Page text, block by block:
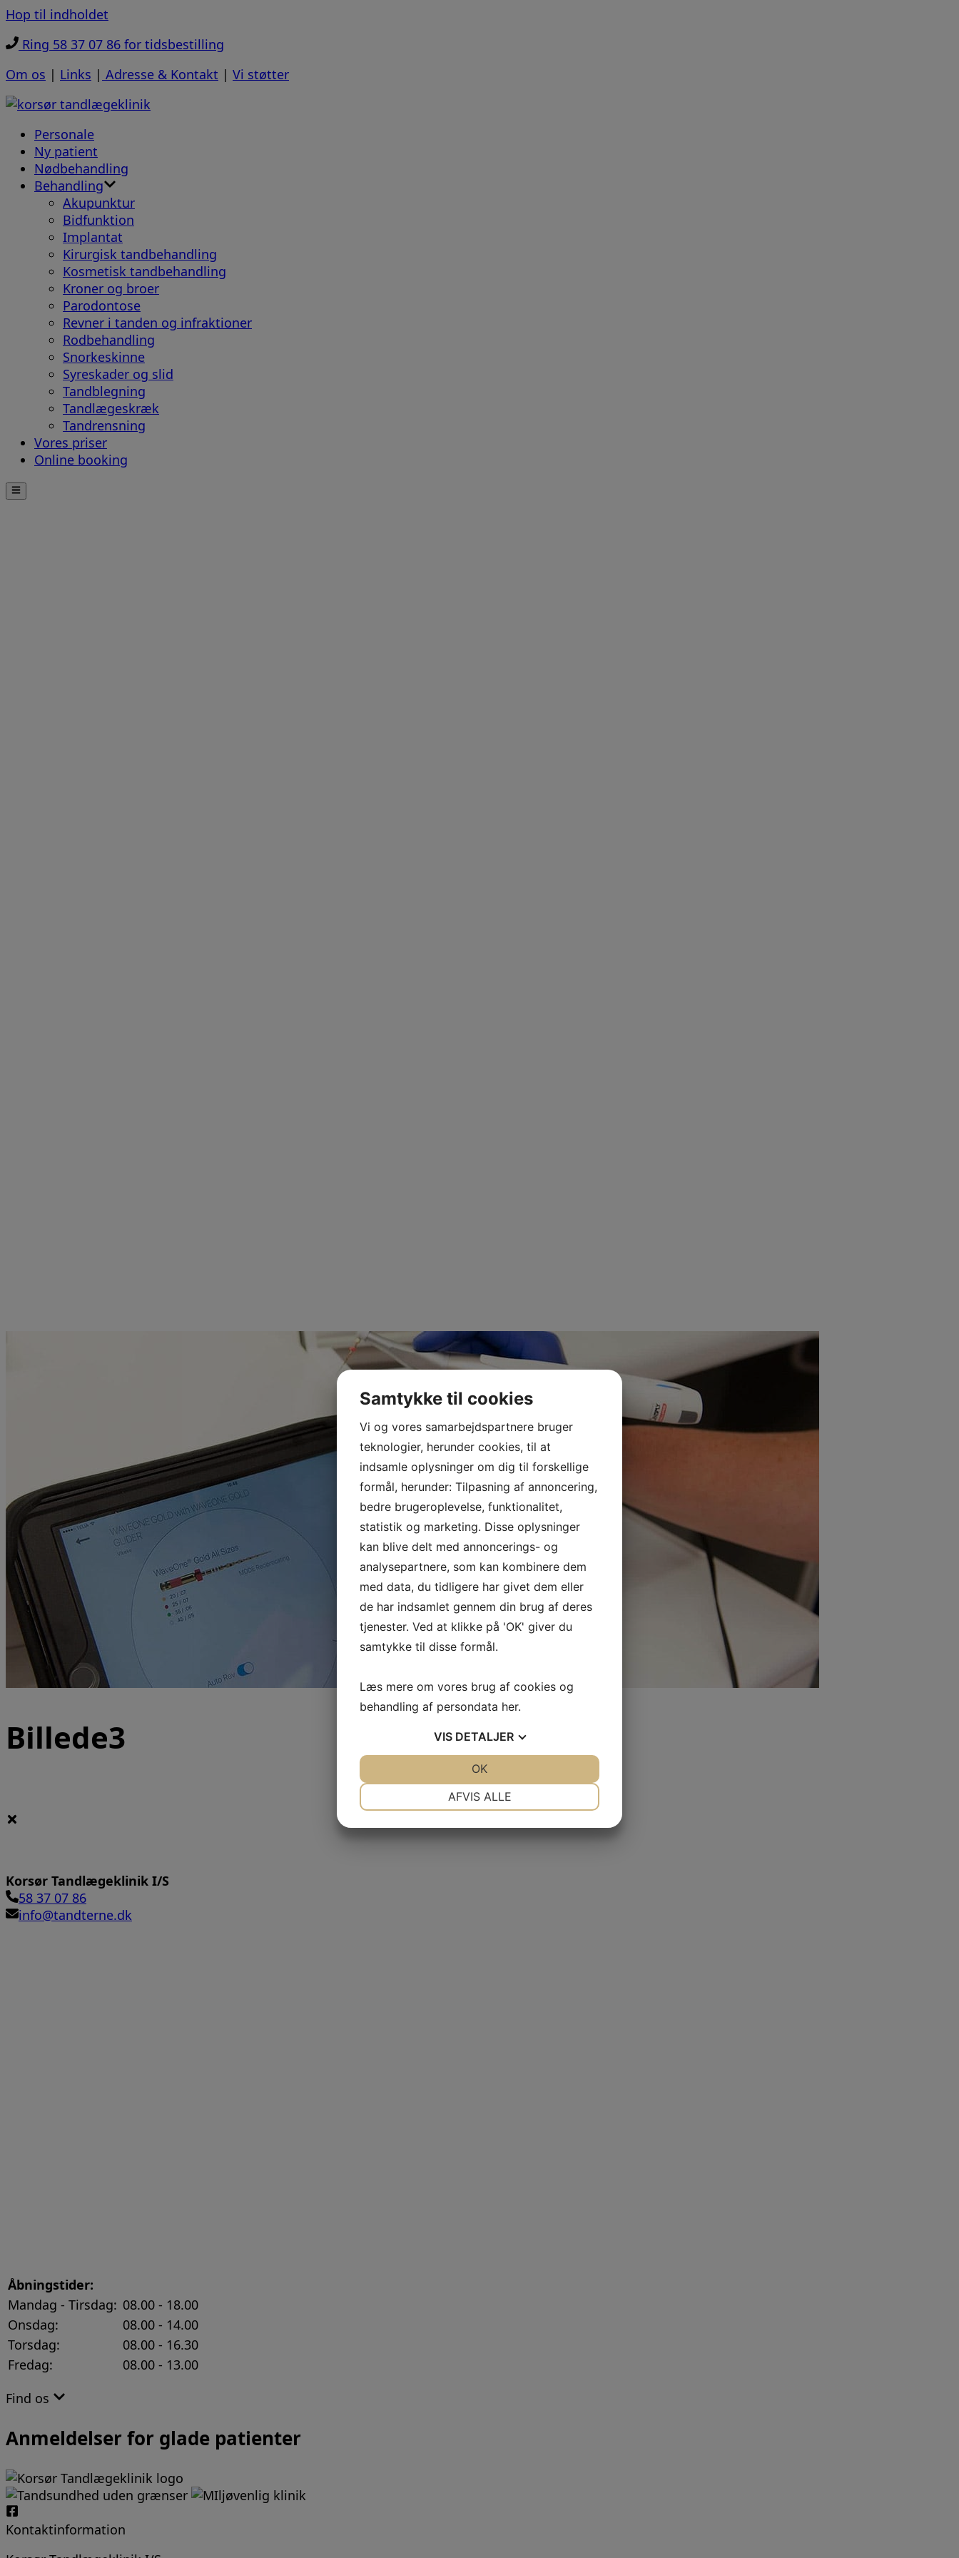
Hop til indholdet
Ring 58 37 07 86 for tidsbestilling
Om os | Links | Adresse & Kontakt | Vi støtter
Personale
Ny patient
Nødbehandling
Behandling
Akupunktur
Bidfunktion
Implantat
Kirurgisk tandbehandling
Kosmetisk tandbehandling
Kroner og broer
Parodontose
Revner i tanden og infraktioner
Rodbehandling
Snorkeskinne
Syreskader og slid
Tandblegning
Tandlægeskræk
Tandrensning
Vores priser
Online booking
Billede3
Korsør Tandlægeklinik I/S
58 37 07 86
info@tandterne.dk
Åbningstider:
Mandag - Tirsdag: 08.00 - 18.00
Onsdag:
08.00 - 14.00
Torsdag:
08.00 - 16.30
Fredag:
08.00 - 13.00
Find os
Anmeldelser for glade patienter
Kontaktinformation
Samtykke til cookies
Vi og vores samarbejdspartnere bruger
teknologier, herunder cookies, til at
indsamle oplysninger om dig til forskellige
formål, herunder: Tilpasning af annoncering,
bedre brugeroplevelse, funktionalitet,
statistik og marketing. Disse oplysninger
kan blive delt med annoncerings- og
analysepartnere, som kan kombinere dem
med data, du tidligere har givet dem eller
de har indsamlet gennem din brug af deres
tjenester. Ved at klikke på 'OK' giver du
samtykke til disse formål.
Læs mere om vores brug af cookies og
behandling af persondata her.
VIS DETALJER
AFVIS ALLE
OK